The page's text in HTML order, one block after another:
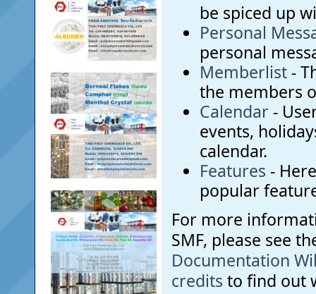
be spiced up
Personal
personal
Memberlist-
the members
Calendar -
events,
calendar.
Features -
popular
For more
SMF, please see
Documentation
credits to find out